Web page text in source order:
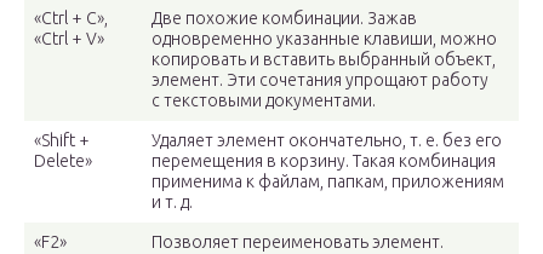
«Ctrl + C»,
«Ctrl + V»
Две похожие комбинации. Зажав
одновременно указанные клавиши, можно
копировать и вставить выбранный объект,
элемент. Эти сочетания упрощают работу
с текстовыми документами.
«Shift +
Delete»
Удаляет элемент окончательно, т. е. без его
перемещения в корзину. Такая комбинация
применима к файлам, папкам, приложениям
и т. д.
«F2» Позволяет переименовать элемент.